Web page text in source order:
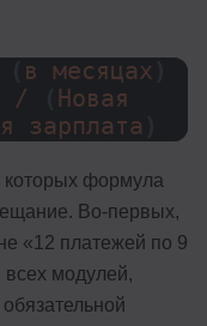
в месяцах
/
Новая
зарплата
которых формула
Во-первых,
«12 платежей по 9
модулей,